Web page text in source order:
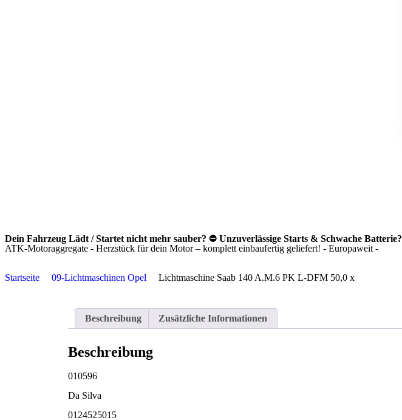
Dein Fahrzeug Lädt / Startet nicht mehr sauber? ⛔ Unzuverlässige Starts & Schwache Batterie?
ATK-Motoraggregate - Herzstück für dein Motor – komplett einbaufertig geliefert! - Europaweit -
Startseite 09-Lichtmaschinen Opel Lichtmaschine Saab 140 A.M.6 PK L-DFM 50,0 x
Beschreibung Zusätzliche Informationen
Beschreibung
010596
Da Silva
0124525015